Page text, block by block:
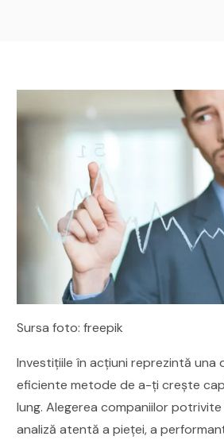
Sursa foto: freepik
Investițiile în acțiuni reprezintă una
eficiente metode de a-ți crește
lung. Alegerea companiilor
analiză atentă a pieței, a